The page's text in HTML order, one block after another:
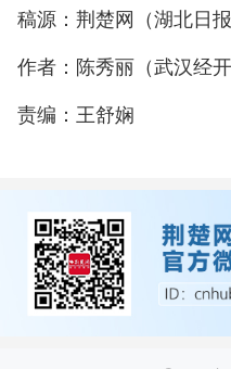
稿源：荆楚网（湖北日报
作者：陈秀丽（武汉经开
责编：王舒娴